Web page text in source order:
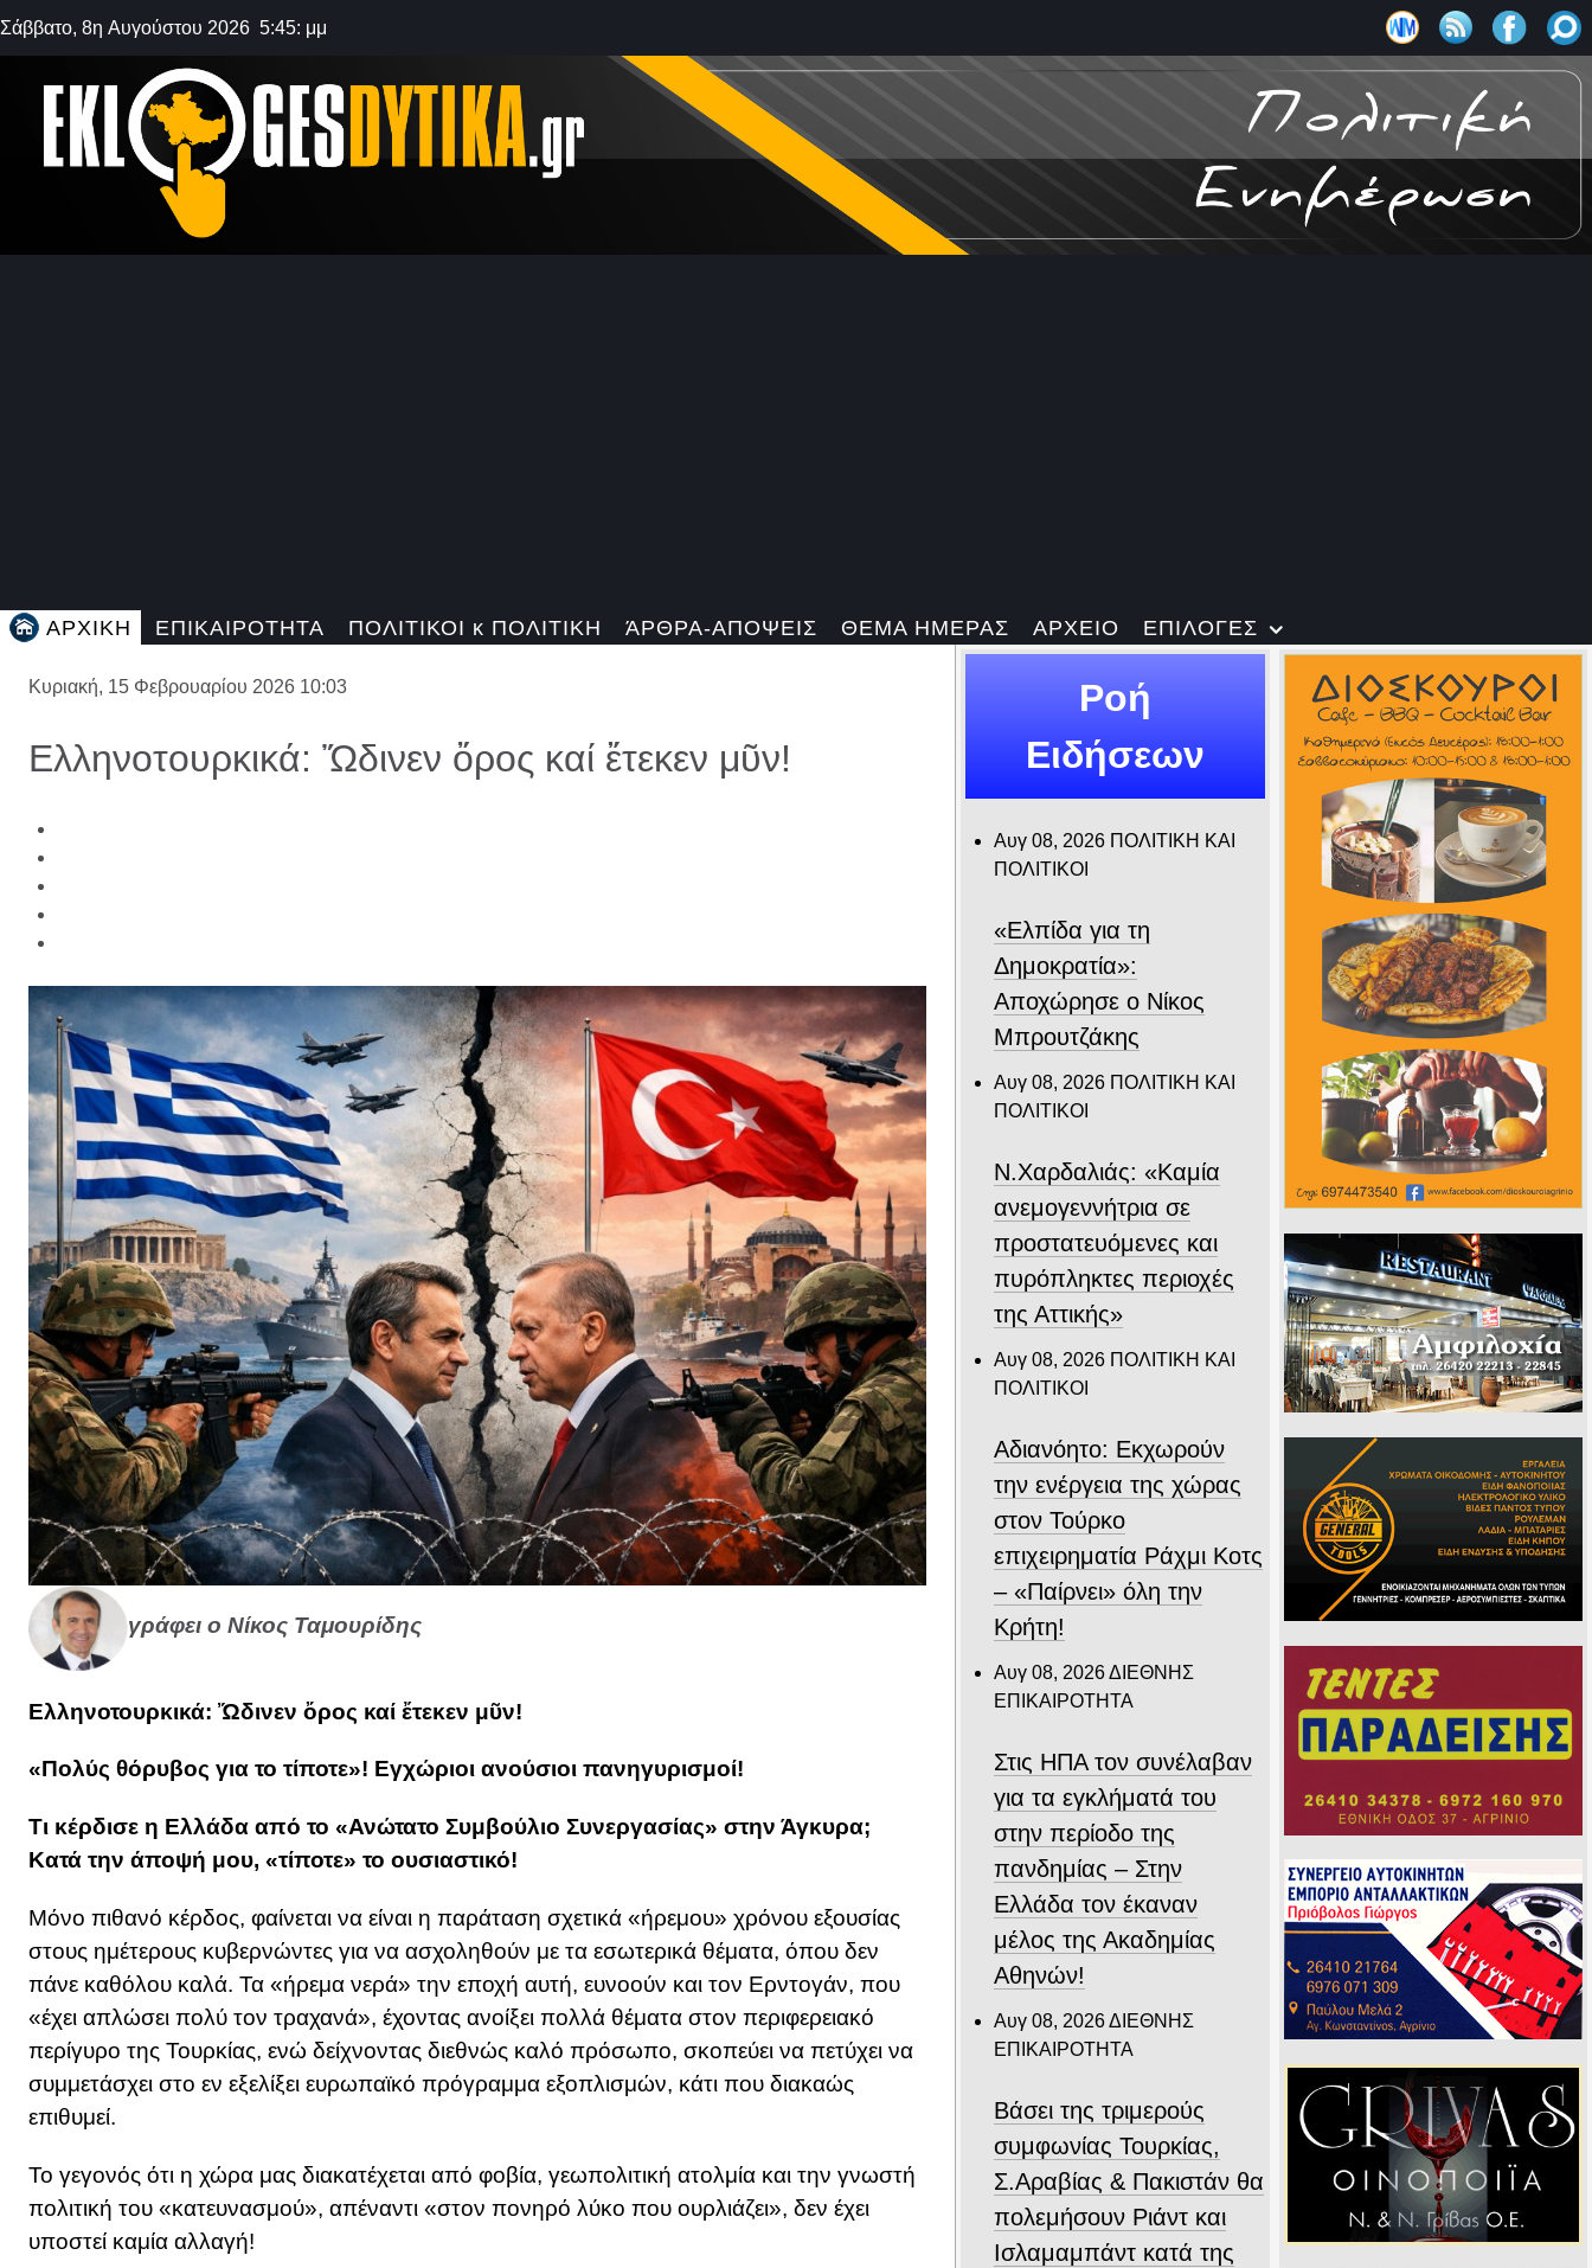
Σάββατο, 8η Αυγούστου 2026 5:45: μμ
ΑΡΧΙΚΗ ΕΠΙΚΑΙΡΟΤΗΤΑ ΠΟΛΙΤΙΚΟΙ κ ΠΟΛΙΤΙΚΗ ΆΡΘΡΑ-ΑΠΟΨΕΙΣ ΘΕΜΑ ΗΜΕΡΑΣ ΑΡΧΕΙΟ ΕΠΙΛΟΓΕΣ
Κυριακή, 15 Φεβρουαρίου 2026 10:03
Ελληνοτουρκικά: Ὤδινεν ὄρος καί ἔτεκεν μῦν!
γράφει ο Νίκος Ταμουρίδης
Ελληνοτουρκικά: Ὤδινεν ὄρος καί ἔτεκεν μῦν!
«Πολύς θόρυβος για το τίποτε»! Εγχώριοι ανούσιοι πανηγυρισμοί!
Τι κέρδισε η Ελλάδα από το «Ανώτατο Συμβούλιο Συνεργασίας» στην Άγκυρα;
Κατά την άποψή μου, «τίποτε» το ουσιαστικό!
Μόνο πιθανό κέρδος, φαίνεται να είναι η παράταση σχετικά «ήρεμου» χρόνου εξουσίας
στους ημέτερους κυβερνώντες για να ασχοληθούν με τα εσωτερικά θέματα, όπου δεν
πάνε καθόλου καλά. Τα «ήρεμα νερά» την εποχή αυτή, ευνοούν και τον Ερντογάν, που
«έχει απλώσει πολύ τον τραχανά», έχοντας ανοίξει πολλά θέματα στον περιφερειακό
περίγυρο της Τουρκίας, ενώ δείχνοντας διεθνώς καλό πρόσωπο, σκοπεύει να πετύχει να
συμμετάσχει στο εν εξελίξει ευρωπαϊκό πρόγραμμα εξοπλισμών, κάτι που διακαώς
επιθυμεί.
Το γεγονός ότι η χώρα μας διακατέχεται από φοβία, γεωπολιτική ατολμία και την γνωστή
πολιτική του «κατευνασμού», απέναντι «στον πονηρό λύκο που ουρλιάζει», δεν έχει
υποστεί καμία αλλαγή!
Ροή
Ειδήσεων
Αυγ 08, 2026 ΠΟΛΙΤΙΚΗ ΚΑΙ
ΠΟΛΙΤΙΚΟΙ
«Ελπίδα για τη
Δημοκρατία»:
Αποχώρησε ο Νίκος
Μπρουτζάκης
Αυγ 08, 2026 ΠΟΛΙΤΙΚΗ ΚΑΙ
ΠΟΛΙΤΙΚΟΙ
Ν.Χαρδαλιάς: «Καμία
ανεμογεννήτρια σε
προστατευόμενες και
πυρόπληκτες περιοχές
της Αττικής»
Αυγ 08, 2026 ΠΟΛΙΤΙΚΗ ΚΑΙ
ΠΟΛΙΤΙΚΟΙ
Αδιανόητο: Εκχωρούν
την ενέργεια της χώρας
στον Τούρκο
επιχειρηματία Ράχμι Κοτς
– «Παίρνει» όλη την
Κρήτη!
Αυγ 08, 2026ΔΙΕΘΝΗΣ
ΕΠΙΚΑΙΡΟΤΗΤΑ
Στις ΗΠΑ τον συνέλαβαν
για τα εγκλήματά του
στην περίοδο της
πανδημίας – Στην
Ελλάδα τον έκαναν
μέλος της Ακαδημίας
Αθηνών!
Αυγ 08, 2026ΔΙΕΘΝΗΣ
ΕΠΙΚΑΙΡΟΤΗΤΑ
Βάσει της τριμερούς
συμφωνίας Τουρκίας,
Σ.Αραβίας & Πακιστάν θα
πολεμήσουν Ριάντ και
Ισλαμαμπάντ κατά της